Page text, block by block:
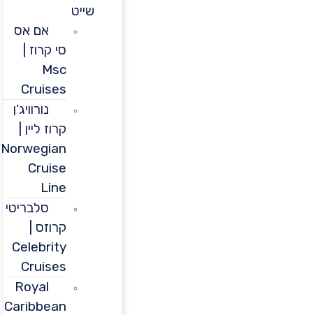
אם אס
סי קרוז |
Cruises
נורוויג’ן
קרוז ליין |
Norwegian
Cruise
סלבריטי
קרוזס |
Celebrity
Cruises
Royal
Caribbean